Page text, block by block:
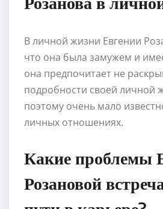
В личной жизни Евгении
что она была замужем и
она предпочитает не
подробности своей личной
поэтому очень мало
личных отношениях.
Какие проблемы
Розановой